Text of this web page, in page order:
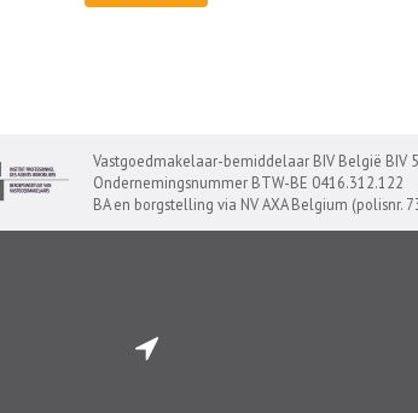
Vastgoedmakelaar-bemiddelaar BIV België BIV
Ondernemingsnummer BTW-BE 0416.312.122
BA en borgstelling via NV AXA Belgium (polisnr.